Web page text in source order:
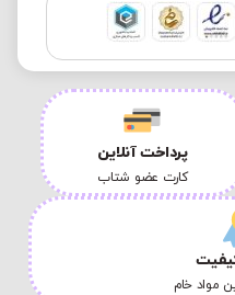
پرداخت آنلاین
کارت عضو شتاب
مواد خام